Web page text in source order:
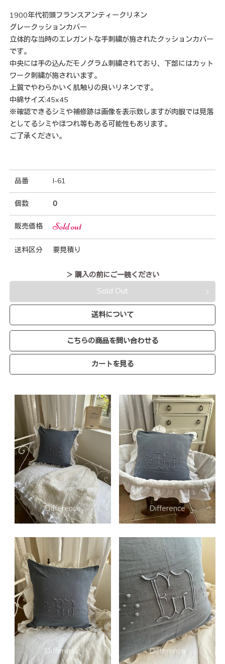
1900年代初頭フランスアンティークリネン
グレークッションカバー
立体的な当時のエレガントな手刺繍が施されたクッションカバー
です。
中央には手の込んだモノグラム刺繍されており、下部にはカット
ワーク刺繍が施されいます。
上質でやわらかいく肌触りの良いリネンです。
中綿サイズ:45x45
※確認できるシミや補修跡は画像を表示致しますが肉眼では見落
としてるシミやほつれ等もある可能性もあります。
ご了承ください。
品番 I-61
個数 0
販売価格 Sold out
送料区分 要見積り
＞ 購入の前にご一読ください
Sold Out
送料について
こちらの商品を問い合わせる
カートを見る